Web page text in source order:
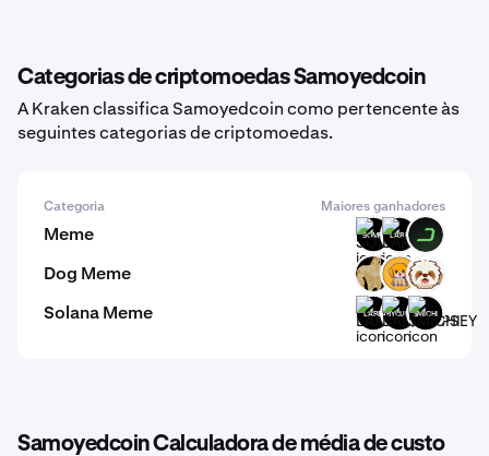
Categorias de criptomoedas Samoyedcoin
A Kraken classifica Samoyedcoin como pertencente às
seguintes categorias de criptomoedas.
Categoria Maiores ganhadores
Meme SOMPI LARP DARK
Dog Meme SWOGE DOGM SHIH
Solana Meme LARPBABYCUPSEY$MICHI
Samoyedcoin Calculadora de média de custo